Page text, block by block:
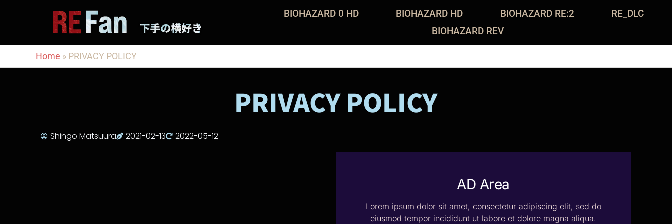
BIOHAZARD 0 HD BIOHAZARD HD BIOHAZARD RE:2
RE_DLC
BIOHAZARD REV
Home » PRIVACY POLICY
PRIVACY POLICY
Shingo Matsuura 2021-02-13 2022-05-12
AD Area
Lorem ipsum dolor sit amet, consectetur adipiscing elit, sed do
eiusmod tempor incididunt ut labore et dolore magna aliqua.